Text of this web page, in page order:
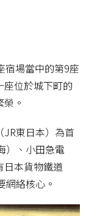
宿場當中的第9座
位於城下町的
。
JR東日本）為首
）、小田急電
日本貨物鐵道
網絡核心。